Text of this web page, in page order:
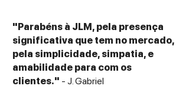
Tractrix® Horn
Low Frequency: Dual 5.25" (133 mm)
Spun-Copper IMG (Injection Molded
Graphite) woofers
Crossover Frequency
"Parabéns à JLM, pela presença
significativa que tem no mercado,
pela simplicidade, simpatia, e
amabilidade para com os
clientes." - J. Gabriel